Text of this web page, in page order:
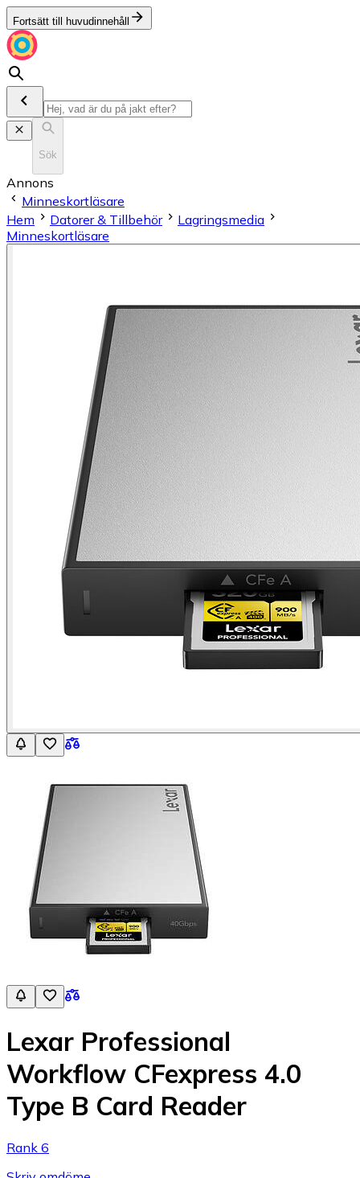
Fortsätt till huvudinnehåll
Sök
Annons
Minneskortläsare
Hem
Datorer & Tillbehör
Lagringsmedia
Minneskortläsare
Lexar Professional
Workflow CFexpress 4.0
Type B Card Reader
Rank 6